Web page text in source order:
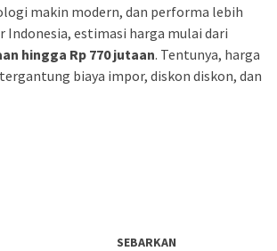
makin modern, dan performa lebih
Indonesia, estimasi harga mulai dari
hingga Rp 770 jutaan. Tentunya, harga
biaya impor, diskon diskon, dan
SEBARKAN